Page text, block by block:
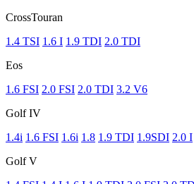
CrossTouran
1.4 TSI 1.6 I 1.9 TDI 2.0 TDI
Eos
1.6 FSI 2.0 FSI 2.0 TDI 3.2 V6
Golf IV
1.4i 1.6 FSI 1.6i 1.8 1.9 TDI 1.9SDI 2.0 I
Golf V